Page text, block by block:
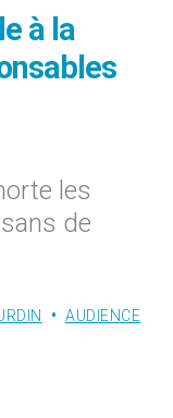
à la
les
de
AUDIENCE